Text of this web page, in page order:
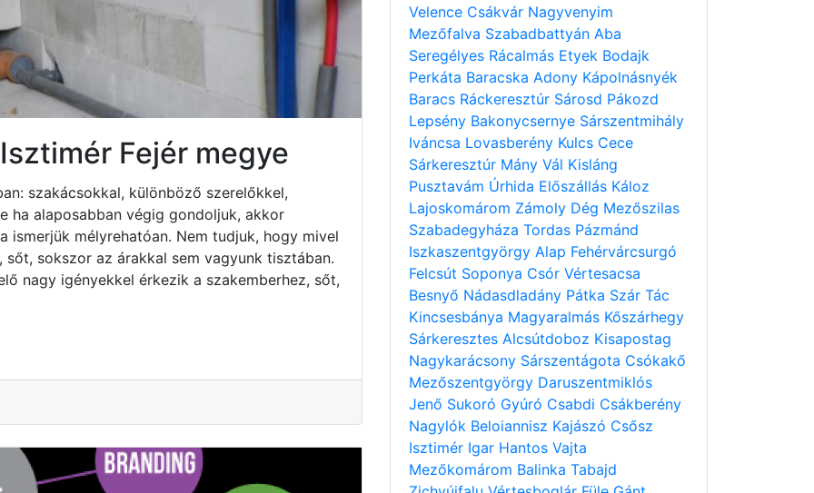
Fejér megye
szakácsokkal, különböző szerelőkkel,
ha alaposabban végig gondoljuk, akkor
ismerjük mélyrehatóan. Nem tudjuk, hogy mivel
sőt, sokszor az árakkal sem vagyunk tisztában.
nagy igényekkel érkezik a szakemberhez, sőt,
Velence Csákvár Nagyvenyim
Mezőfalva Szabadbattyán Aba
Seregélyes Rácalmás Etyek Bodajk
Perkáta Baracska Adony Kápolnásnyék
Baracs Ráckeresztúr Sárosd Pákozd
Lepsény Bakonycsernye Sárszentmihály
Iváncsa Lovasberény Kulcs Cece
Sárkeresztúr Mány Vál Kisláng
Pusztavám Úrhida Előszállás Káloz
Lajoskomárom Zámoly Dég Mezőszilas
Szabadegyháza Tordas Pázmánd
Iszkaszentgyörgy Alap Fehérvárcsurgó
Felcsút Soponya Csór Vértesacsa
Besnyő Nádasdladány Pátka Szár Tác
Kincsesbánya Magyaralmás Kőszárhegy
Sárkeresztes Alcsútdoboz Kisapostag
Nagykarácsony Sárszentágota Csókakő
Mezőszentgyörgy Daruszentmiklós
Jenő Sukoró Gyúró Csabdi Csákberény
Nagylók Beloiannisz Kajászó Csősz
Isztimér Igar Hantos Vajta
Mezőkomárom Balinka Tabajd